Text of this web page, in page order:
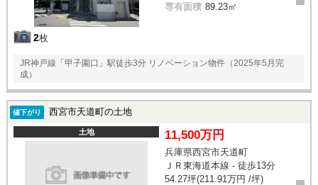
2枚
専有面積 89.23㎡
JR神戸線「甲子園口」駅徒歩3分 リノベーション物件（2025年5月完
成）
値下がり 西宮市天道町の土地
土地 11,500万円
兵庫県西宮市天道町
ＪＲ東海道本線 - 徒歩13分
54.27坪(211.91万円 /坪)